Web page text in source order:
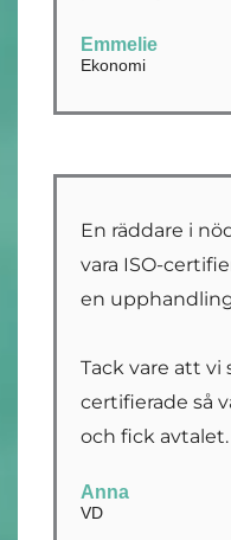
Emmelie
Ekonomi
En räddare i
vara ISO-
en
Tack vare att vi
certifierade så
och fick avtalet.
Anna
VD